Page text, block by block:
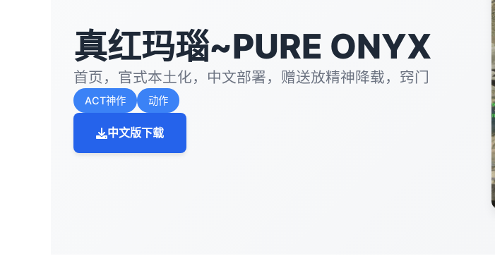
真红玛瑙~PURE ONYX
首页，官式本土化，中文部署，赠送放精神降载，窍门
ACT神作 动作
中文版下载